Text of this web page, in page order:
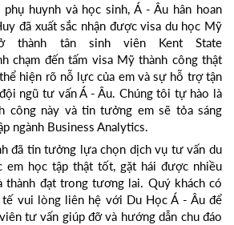
huynh và học sinh, Á - Âu hân hoan
đã xuất sắc nhận được visa du học Mỹ
thành tân sinh viên Kent State
chạm đến tấm visa Mỹ thành công thật
hiện rõ nỗ lực của em và sự hỗ trợ tận
ngũ tư vấn Á - Âu. Chúng tôi tự hào là
công này và tin tưởng em sẽ tỏa sáng
ngành Business Analytics.
đã tin tưởng lựa chọn dịch vụ tư vấn du
em học tập thật tốt, gặt hái được nhiều
thành đạt trong tương lai. Quý khách có
tế vui lòng liên hệ với Du Học Á - Âu để
tư vấn giúp đỡ và hướng dẫn chu đáo